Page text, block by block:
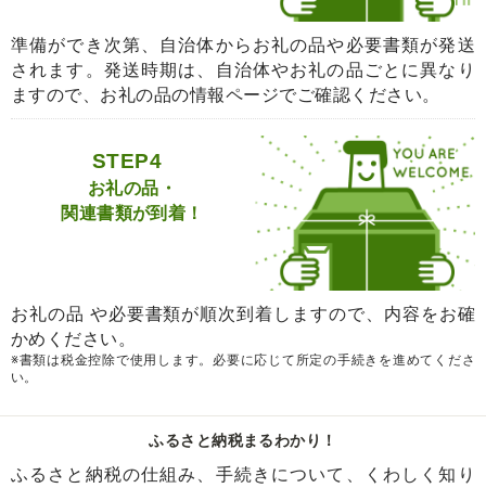
準備ができ次第、自治体からお礼の品や必要書類が発送
されます。発送時期は、自治体やお礼の品ごとに異なり
ますので、お礼の品の情報ページでご確認ください。
STEP4
お礼の品・
関連書類が到着！
お礼の品 や必要書類が順次到着しますので、内容をお確
かめください。
※書類は税金控除で使用します。必要に応じて所定の手続きを進めてくださ
い。
ふるさと納税まるわかり！
ふるさと納税の仕組み、手続きについて、くわしく知り